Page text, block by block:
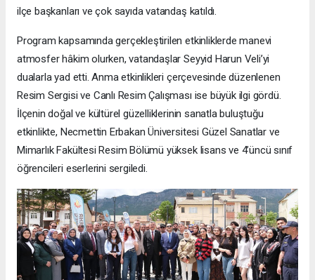
ilçe başkanları ve çok sayıda vatandaş katıldı.
Program kapsamında gerçekleştirilen etkinliklerde manevi
atmosfer hâkim olurken, vatandaşlar Seyyid Harun Veli’yi
dualarla yad etti. Anma etkinlikleri çerçevesinde düzenlenen
Resim Sergisi ve Canlı Resim Çalışması ise büyük ilgi gördü.
İlçenin doğal ve kültürel güzelliklerinin sanatla buluştuğu
etkinlikte, Necmettin Erbakan Üniversitesi Güzel Sanatlar ve
Mimarlık Fakültesi Resim Bölümü yüksek lisans ve 4’üncü sınıf
öğrencileri eserlerini sergiledi.